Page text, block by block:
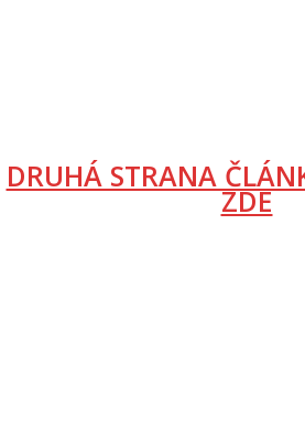
DRUHÁ STRANA
ZDE